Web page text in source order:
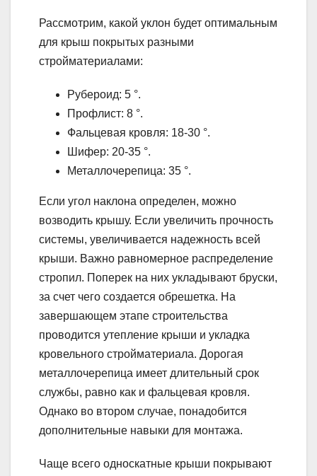
Рассмотрим, какой уклон будет оптимальным
для крыш покрытых разными
стройматериалами:
Рубероид: 5 °.
Профлист: 8 °.
Фальцевая кровля: 18-30 °.
Шифер: 20-35 °.
Металлочерепица: 35 °.
Если угол наклона определен, можно
возводить крышу. Если увеличить прочность
системы, увеличивается надежность всей
крыши. Важно равномерное распределение
стропил. Поперек на них укладывают бруски,
за счет чего создается обрешетка. На
завершающем этапе строительства
проводится утепление крыши и укладка
кровельного стройматериала. Дорогая
металлочерепица имеет длительный срок
службы, равно как и фальцевая кровля.
Однако во втором случае, понадобится
дополнительные навыки для монтажа.
Чаще всего односкатные крыши покрывают